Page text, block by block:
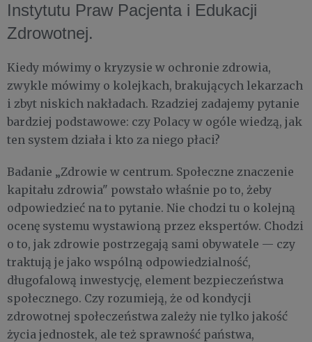
Instytutu Praw Pacjenta i Edukacji
Zdrowotnej.
Kiedy mówimy o kryzysie w ochronie zdrowia,
zwykle mówimy o kolejkach, brakujących lekarzach
i zbyt niskich nakładach. Rzadziej zadajemy pytanie
bardziej podstawowe: czy Polacy w ogóle wiedzą, jak
ten system działa i kto za niego płaci?
Badanie „Zdrowie w centrum. Społeczne znaczenie
kapitału zdrowia" powstało właśnie po to, żeby
odpowiedzieć na to pytanie. Nie chodzi tu o kolejną
ocenę systemu wystawioną przez ekspertów. Chodzi
o to, jak zdrowie postrzegają sami obywatele — czy
traktują je jako wspólną odpowiedzialność,
długofalową inwestycję, element bezpieczeństwa
społecznego. Czy rozumieją, że od kondycji
zdrowotnej społeczeństwa zależy nie tylko jakość
życia jednostek, ale też sprawność państwa,